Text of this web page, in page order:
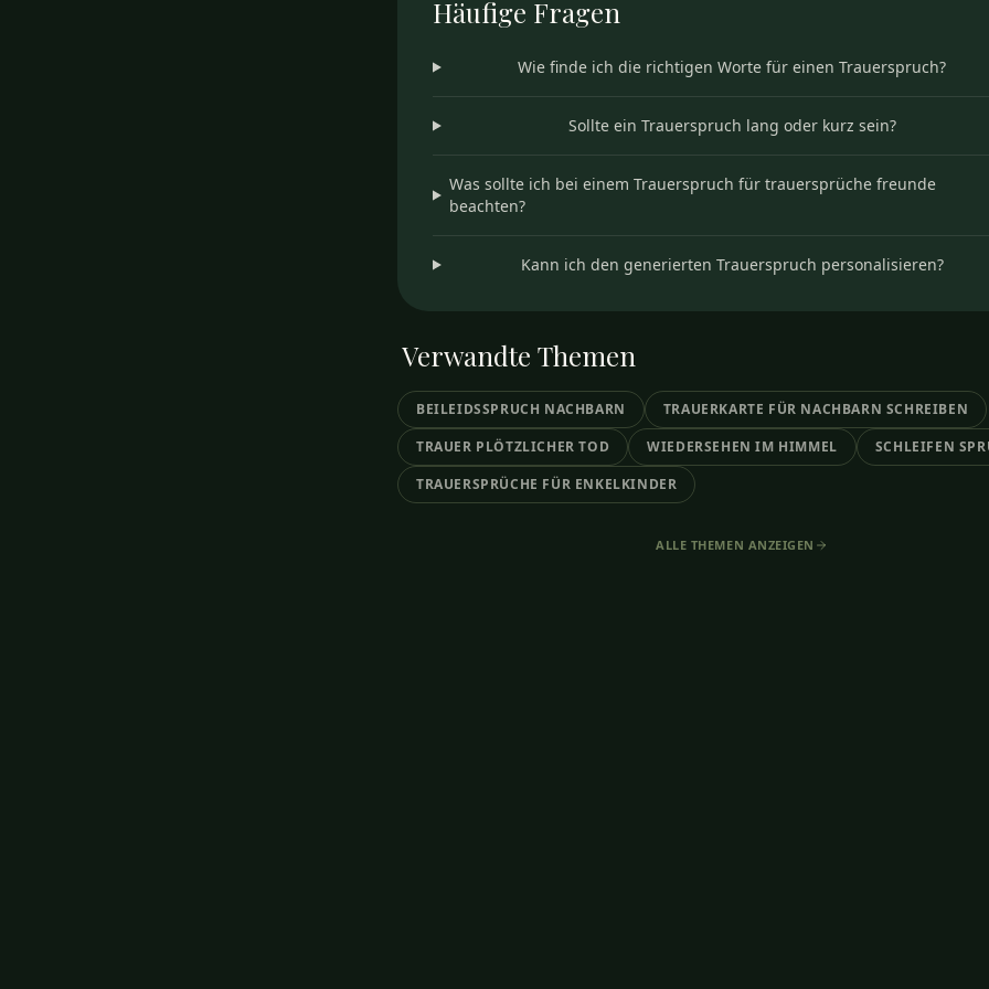
Häufige Fragen
Wie finde ich die richtigen Worte für einen Trauerspruch?
Sollte ein Trauerspruch lang oder kurz sein?
Was sollte ich bei einem Trauerspruch für trauersprüche freunde
beachten?
Kann ich den generierten Trauerspruch personalisieren?
Verwandte Themen
BEILEIDSSPRUCH NACHBARN
TRAUERKARTE FÜR NACHBARN SCHREIBEN
TRAUER PLÖTZLICHER TOD
WIEDERSEHEN IM HIMMEL
SCHLEIFEN
TRAUERSPRÜCHE FÜR ENKELKINDER
ALLE THEMEN ANZEIGEN